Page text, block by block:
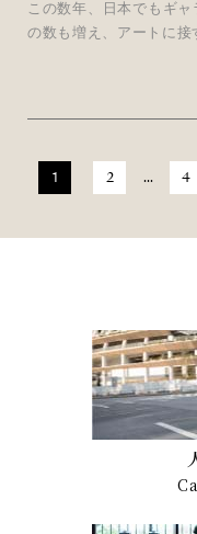
この数年、日本でもギ
の数も増え、アートに
1 2 … 4